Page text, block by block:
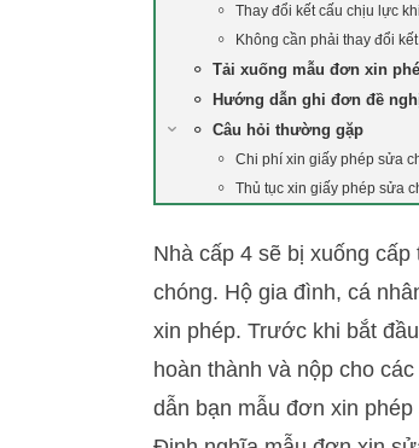
Thay đổi kết cấu chịu lực
Không cần phải thay đổi
Tải xuống mẫu đơn xin
Hướng dẫn ghi đơn đề
Câu hỏi thường gặp
Chi phí xin giấy phép sửa
Thủ tục xin giấy phép sửa
Nhà cấp 4 sẽ bị xuống
chóng. Hộ gia đình, cá
xin phép. Trước khi bắt
hoàn thành và nộp cho
dẫn bạn mẫu đơn xin